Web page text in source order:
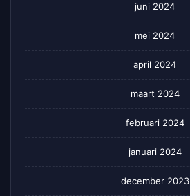
juni 2024
mei 2024
april 2024
maart 2024
februari 2024
januari 2024
december 2023